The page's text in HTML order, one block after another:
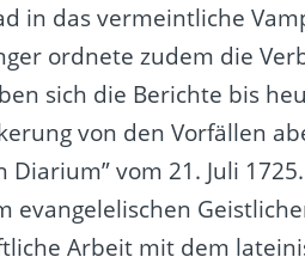
in das vermeintliche
ordnete zudem die
sich die Berichte bis
von den Vorfällen
vom 21. Juli
evangelelischen
Arbeit mit dem